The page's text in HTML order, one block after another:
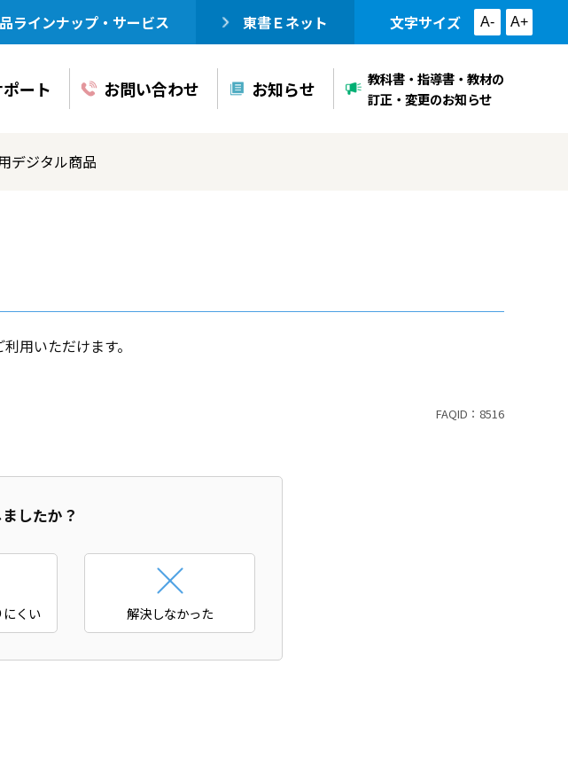
ラインナップ・サービス 東書Ｅネット 文字サイズ A- A+
ート お問い合わせ お知らせ
教科書・指導書・教材の
訂正・変更のお知らせ
デジタル商品
用いただけます。
FAQID： 8516
したか？
くい 解決しなかった